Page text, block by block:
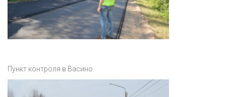
Пункт контроля в Васино